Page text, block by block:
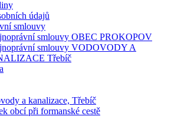
údajů
smlouvy
smlouvy OBEC PROKOPOV
smlouvy VODOVODY A
Třebíč
a kanalizace, Třebíč
obcí při formanské cestě